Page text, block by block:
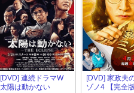
[DVD] 連続ドラマW
太陽は動かない
[DVD] 家政夫
ゾノ4 【完全